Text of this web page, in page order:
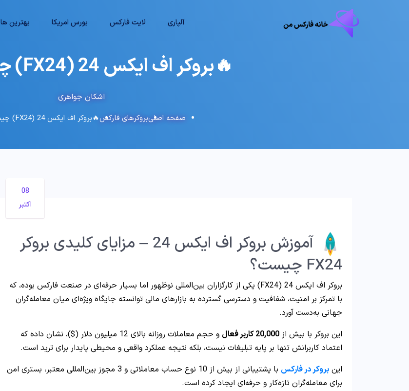
آلپاری لایت فارکس بورس امریکا بهترین ها
🔥بروکر اف ایکس 24 (FX24) چیست؟💸
اشکان جواهری
صفحه اصلیبروکرهای فارکس🔥بروکر اف ایکس 24 (FX24) چیست؟💸
08
اکتبر
آموزش بروکر اف ایکس 24 – مزایای کلیدی بروکر
FX24 چیست؟
بروکر اف ایکس 24 (FX24) یکی از کارگزاران بین‌المللی نوظهور اما بسیار حرفه‌ای در صنعت فارکس بوده، که
با تمرکز بر امنیت، شفافیت و دسترسی گسترده به بازارهای مالی توانسته جایگاه ویژه‌ای میان معامله‌گران
جهانی به‌دست آورد.
این بروکر با بیش از 20,000کاربر فعال
و حجم معاملات روزانه بالای 12 میلیون دلار ($)، نشان داده که
اعتماد کاربرانش تنها بر پایه تبلیغات نیست، بلکه نتیجه عملکرد واقعی و محیطی پایدار برای ترید است.
این بروکر در فارکس
با پشتیبانی از بیش از 10 نوع حساب معاملاتی و 3 مجوز بین‌المللی معتبر، بستری امن
برای معامله‌گران تازه‌کار و حرفه‌ای ایجاد کرده است.